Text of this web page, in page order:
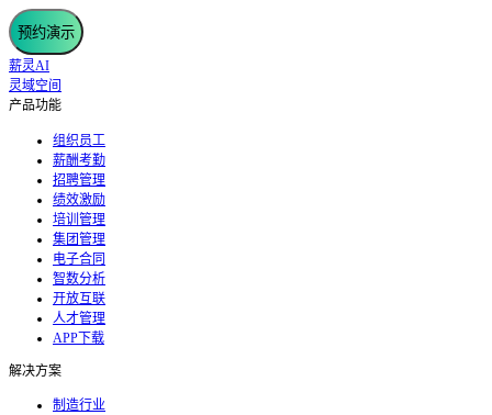
预约演示
薪灵AI
灵域空间
产品功能
组织员工
薪酬考勤
招聘管理
绩效激励
培训管理
集团管理
电子合同
智数分析
开放互联
人才管理
APP下载
解决方案
制造行业